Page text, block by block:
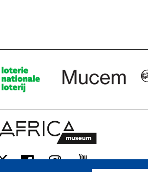
X Facebook
Instagram
Youtube